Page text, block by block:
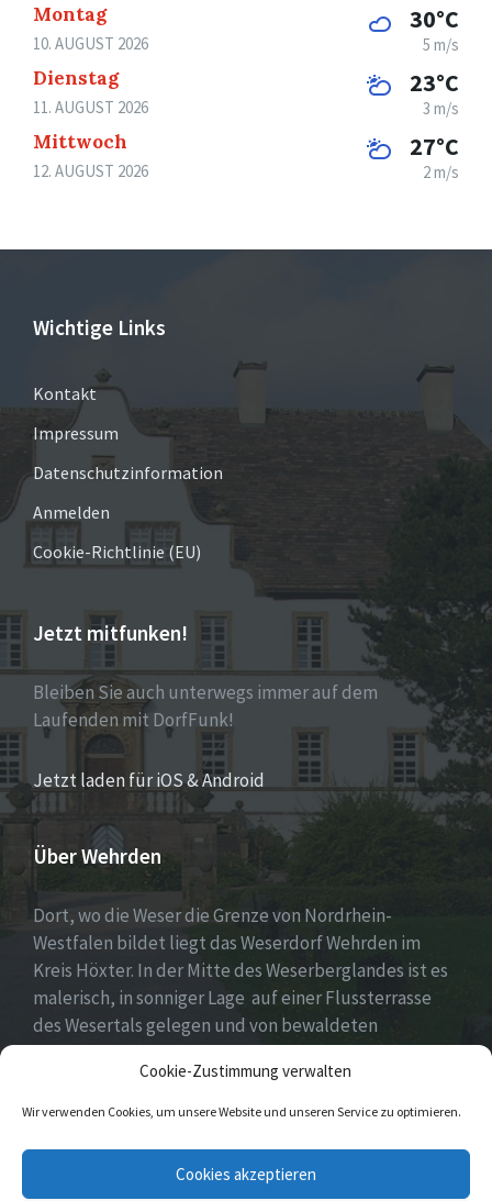
Cookie-Zustimmung verwalten
Wir verwenden Cookies, um unsere Website und unseren Service zu optimieren.
Cookies akzeptieren
Montag
10. AUGUST 2026
30°C
5 m/s
Dienstag
11. AUGUST 2026
23°C
3 m/s
Mittwoch
12. AUGUST 2026
27°C
2 m/s
Wichtige Links
Kontakt
Impressum
Datenschutzinformation
Anmelden
Cookie-Richtlinie (EU)
Jetzt mitfunken!
Bleiben Sie auch unterwegs immer auf dem
Laufenden mit DorfFunk!
Jetzt laden für iOS & Android
Über Wehrden
Dort, wo die Weser die Grenze von Nordrhein-
Westfalen bildet liegt das Weserdorf Wehrden im
Kreis Höxter. In der Mitte des Weserberglandes ist es
malerisch, in sonniger Lage auf einer Flussterrasse
des Wesertals gelegen und von bewaldeten
Höhenzügen des Sollings und des Wildbergs